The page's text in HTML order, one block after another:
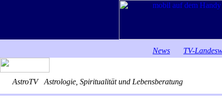
News TV-
AstroTV Astrologie, Spiritualität und Lebensberatung